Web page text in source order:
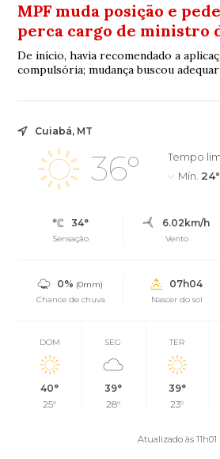
MPF muda posição e
perca cargo de ministro
De início, havia recomendado a
compulsória; mudança buscou
Cuiabá, MT
36°
Tempo
Mín. 24°
34°
Sensação
6.02km/h
Vento
0% (0mm)
Chance de chuva
07h04
Nascer do sol
DOM
40°
25°
SEG
39°
28°
TER
39°
23°
Atualizado às 11h01